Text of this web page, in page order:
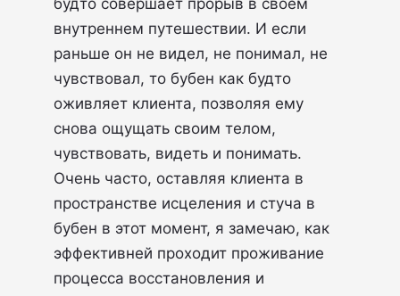
будто совершает прорыв в своем
внутреннем путешествии. И если
раньше он не видел, не понимал, не
чувствовал, то бубен как будто
оживляет клиента, позволяя ему
снова ощущать своим телом,
чувствовать, видеть и понимать.
Очень часто, оставляя клиента в
пространстве исцеления и стуча в
бубен в этот момент, я замечаю, как
эффективней проходит проживание
процесса восстановления и